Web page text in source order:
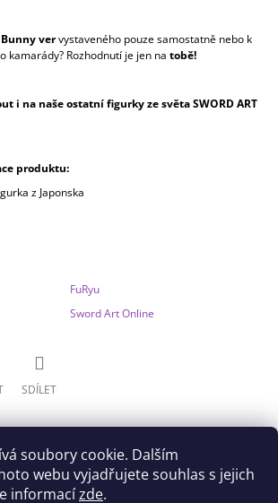
soubory cookie. Dalším
webu vyjadřujete souhlas s jejich
informacízde.
vervystaveného pouze samostatně nebo k
kamarády? Rozhodnutí je jen na tobě!
i na naše ostatní figurky ze světa SWORD ART
produktu:
z Japonska
FuRyu
Sword Art Online
SDÍLET